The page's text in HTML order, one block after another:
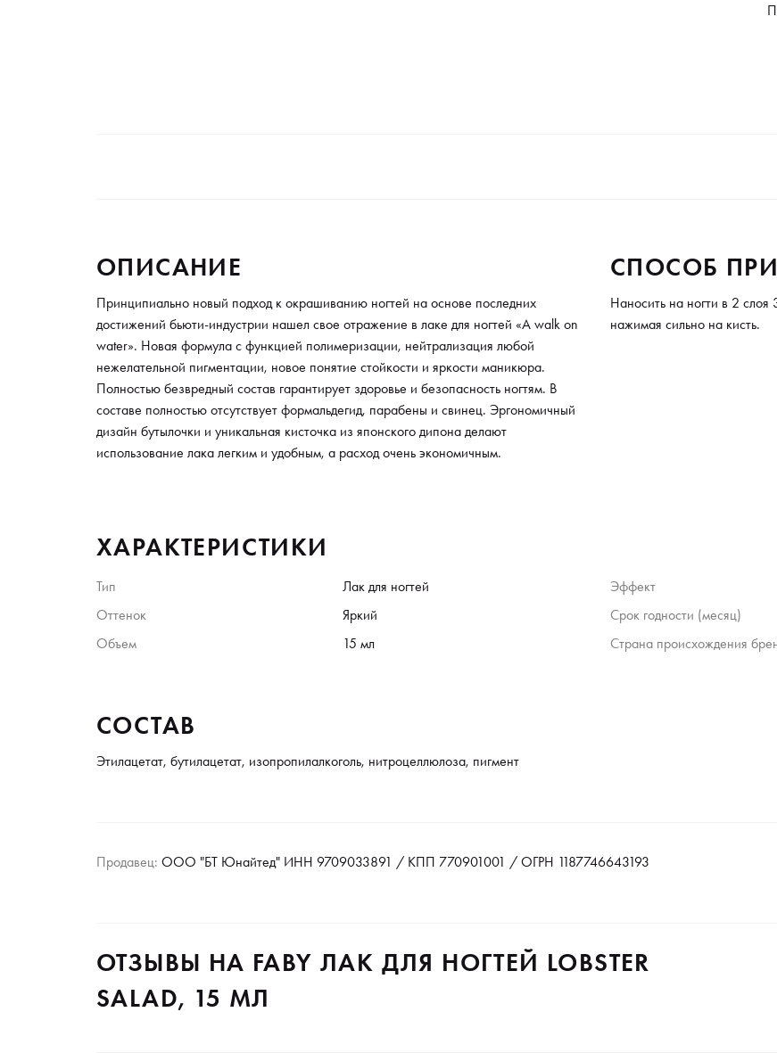
ОПИСАНИЕ
Принципиально новый подход к окрашиванию ногтей на основе последних
достижений бьюти-индустрии нашел свое отражение в лаке для ногтей «A walk on
water». Новая формула с функцией полимеризации, нейтрализация любой
нежелательной пигментации, новое понятие стойкости и яркости маникюра.
Полностью безвредный состав гарантирует здоровье и безопасность ногтям. В
составе полностью отсутствует формальдегид, парабены и свинец. Эргономичный
дизайн бутылочки и уникальная кисточка из японского дипона делают
использование лака легким и удобным, а расход очень экономичным.
СПОСОБ
Наносить на ногти в 2
нажимая сильно на кисть.
ХАРАКТЕРИСТИКИ
Тип Лак для ногтей Эффект
Оттенок
Яркий Срок годности (месяц)
Объем
15 мл Страна происхождения
СОСТАВ
Этилацетат, бутилацетат, изопропилалкоголь, нитроцеллюлоза, пигмент
Продавец: ООО "БТ Юнайтед" ИНН 9709033891 / КПП 770901001 / ОГРН 1187746643193
ОТЗЫВЫ НА FABY ЛАК ДЛЯ НОГТЕЙ LOBSTER
SALAD, 15 МЛ